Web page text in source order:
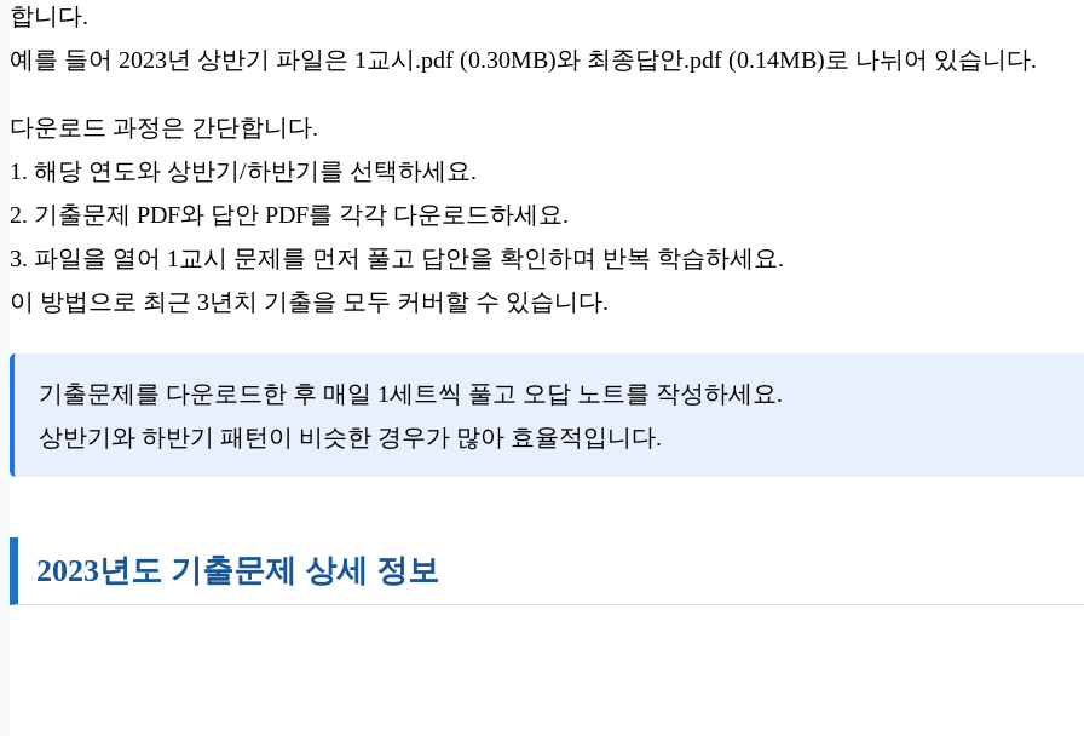
합니다.
예를 들어 2023년 상반기 파일은 1교시.pdf (0.30MB)와 최종답안.pdf (0.14MB)로 나뉘어 있습니다.
다운로드 과정은 간단합니다.
1. 해당 연도와 상반기/하반기를 선택하세요.
2. 기출문제 PDF와 답안 PDF를 각각 다운로드하세요.
3. 파일을 열어 1교시 문제를 먼저 풀고 답안을 확인하며 반복 학습하세요.
이 방법으로 최근 3년치 기출을 모두 커버할 수 있습니다.
기출문제를 다운로드한 후 매일 1세트씩 풀고 오답 노트를 작성하세요.
상반기와 하반기 패턴이 비슷한 경우가 많아 효율적입니다.
2023년도 기출문제 상세 정보